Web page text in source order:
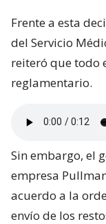
Frente a esta
del Servicio
reiteró que todo
reglamentario.
Sin embargo, el
empresa
acuerdo a la
envío de los